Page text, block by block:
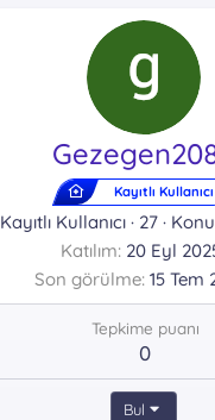
Kayıtlı Kullanıcı
Kayıtlı Kullanıcı · 27 ·
Katılım 20 Eyl
Son görülme 15 Tem
Tepkime puanı
0
Bul